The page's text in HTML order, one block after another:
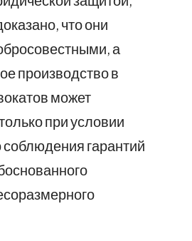
что они
а
производство в
может
при условии
соблюдения гарантий